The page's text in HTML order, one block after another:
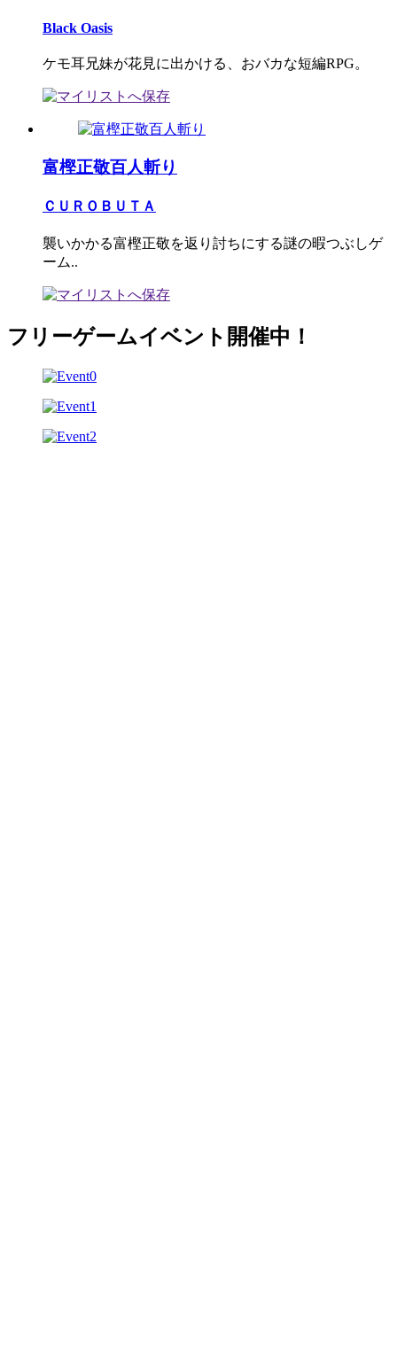
Black Oasis
ケモ耳兄妹が花見に出かける、おバカな短編RPG。
富樫正敬百人斬り
ＣＵＲＯＢＵＴＡ
襲いかかる富樫正敬を返り討ちにする謎の暇つぶしゲ
ーム..
フリーゲームイベント開催中！